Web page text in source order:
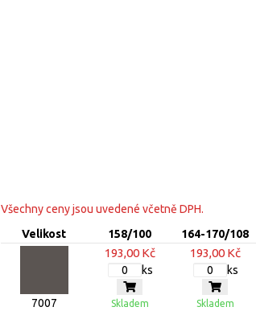
Všechny ceny jsou uvedené včetně DPH.
Velikost
158/100 164-170/108
7007
193,00 Kč
ks
Skladem
193,00 Kč
ks
Skladem